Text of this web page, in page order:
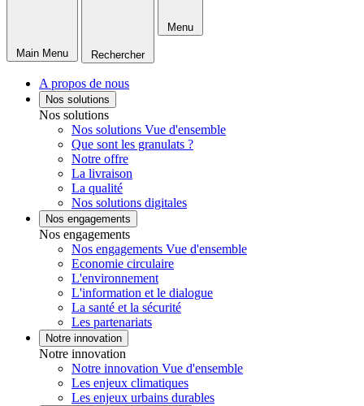
Main Menu Rechercher
Menu
A propos de nous
Nos solutions
Nos solutions
Nos solutions Vue d'ensemble
Que sont les granulats ?
Notre offre
La livraison
La qualité
Nos solutions digitales
Nos engagements
Nos engagements
Nos engagements Vue d'ensemble
Economie circulaire
L'environnement
L'information et le dialogue
La santé et la sécurité
Les partenariats
Notre innovation
Notre innovation
Notre innovation Vue d'ensemble
Les enjeux climatiques
Les enjeux urbains durables